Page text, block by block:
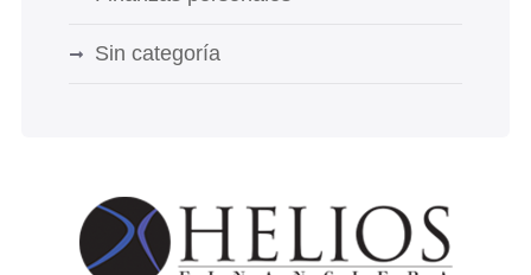
Sin categoría